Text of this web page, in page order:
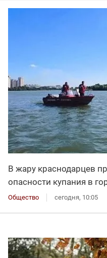
В жару краснодарцев
опасности купания в
Общество сегодня, 10:05